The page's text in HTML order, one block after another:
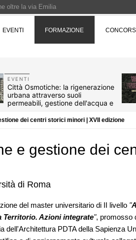
EVENTI FORMAZIONE CONCORSI
EVENTI
Città Osmotiche: la rigenerazione
urbana attraverso suoli
permeabili, gestione dell'acqua e
dei centri storici minori | XVII edizione
e gestione dei
di Roma
del master universitario di II livello "
Territorio. Azioni integrate", promosso
dell'Architettura PDTA della Sapienza
07
competenze,
NOTIZIE
oltre la via Emilia
- Call di grafica promossa dal Museo